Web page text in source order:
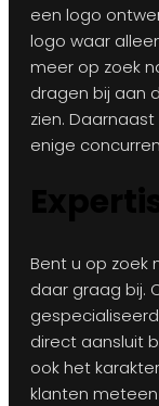
een logo
logo waar
meer op zoek
dragen bij aan
zien.
enige
Bent u op zoek
daar graag bij.
direct aansluit
ook het
klanten